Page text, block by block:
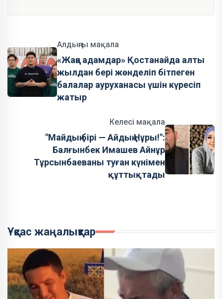
Алдыңғы мақала
«Жаңа адамдар» Қостанайда алты
жылдан бері жөнделіп бітпеген
балалар ауруханасы үшін күресіп
жатыр
Келесі мақала
"Майдың бірі — Айдың Нұры!":
Балғынбек Имашев Айнұр
Тұрсынбаеваны туған күнімен
құттықтады
Ұқсас жаңалықтар